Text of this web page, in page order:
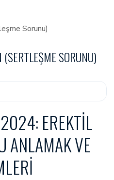
SORUNU)
EREKTIL
ANLAMAK VE